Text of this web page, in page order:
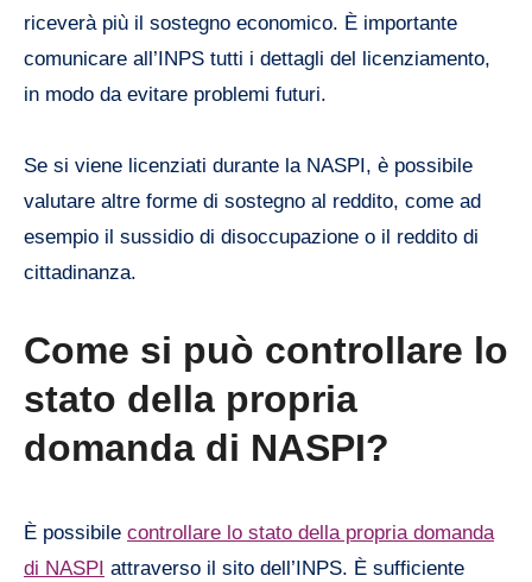
riceverà più il sostegno economico. È importante
comunicare all’INPS tutti i dettagli del licenziamento,
in modo da evitare problemi futuri.
Se si viene licenziati durante la NASPI, è possibile
valutare altre forme di sostegno al reddito, come ad
esempio il sussidio di disoccupazione o il reddito di
cittadinanza.
Come si può controllare lo
stato della propria
domanda di NASPI?
È possibile controllare lo stato della propria domanda
di NASPI attraverso il sito dell’INPS. È sufficiente